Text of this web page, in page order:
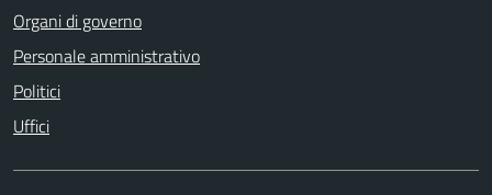
Organi di governo
Personale amministrativo
Politici
Uffici